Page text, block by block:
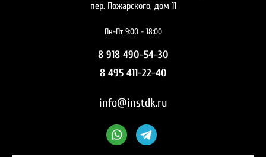
пер. Пожарского, дом 11
Пн-Пт 9:00 - 18:00
8 918 490-54-30
8 495 411-22-40
info@instdk.ru